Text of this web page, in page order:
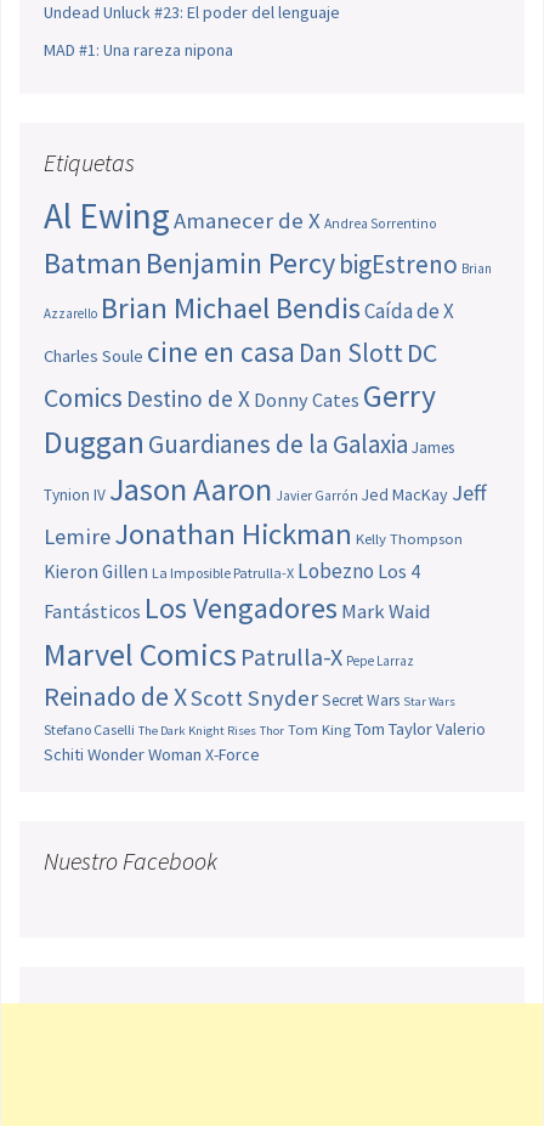
Undead Unluck #23: El poder del lenguaje
MAD #1: Una rareza nipona
Etiquetas
Al EwingAmanecer de X Andrea Sorrentino
Batman Benjamin PercybigEstreno Brian
Azzarello Brian Michael BendisCaída de X
Charles Soule cine en casa Dan SlottDC
Comics Destino de X Donny Cates Gerry
Duggan Guardianes de la Galaxia James
Tynion IV Jason Aaron Javier Garrón Jed MacKay Jeff
LemireJonathan Hickman Kelly Thompson
Kieron Gillen La Imposible Patrulla-X Lobezno Los 4
Fantásticos Los Vengadores Mark Waid
Marvel Comics Patrulla-X Pepe Larraz
Reinado de XScott SnyderSecret Wars Star Wars
Stefano Caselli The Dark Knight Rises Thor Tom King Tom TaylorValerio
Schiti Wonder Woman X-Force
Nuestro Facebook